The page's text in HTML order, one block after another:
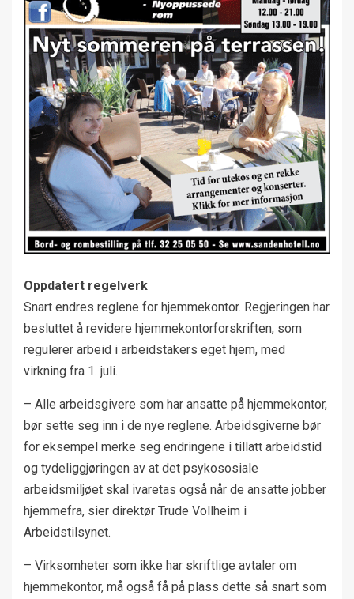
Oppdatert regelverk
Snart endres reglene for hjemmekontor. Regjeringen har
besluttet å revidere hjemmekontorforskriften, som
regulerer arbeid i arbeidstakers eget hjem, med
virkning fra 1. juli.
– Alle arbeidsgivere som har ansatte på hjemmekontor,
bør sette seg inn i de nye reglene. Arbeidsgiverne bør
for eksempel merke seg endringene i tillatt arbeidstid
og tydeliggjøringen av at det psykososiale
arbeidsmiljøet skal ivaretas også når de ansatte jobber
hjemmefra, sier direktør Trude Vollheim i
Arbeidstilsynet.
– Virksomheter som ikke har skriftlige avtaler om
hjemmekontor, må også få på plass dette så snart som